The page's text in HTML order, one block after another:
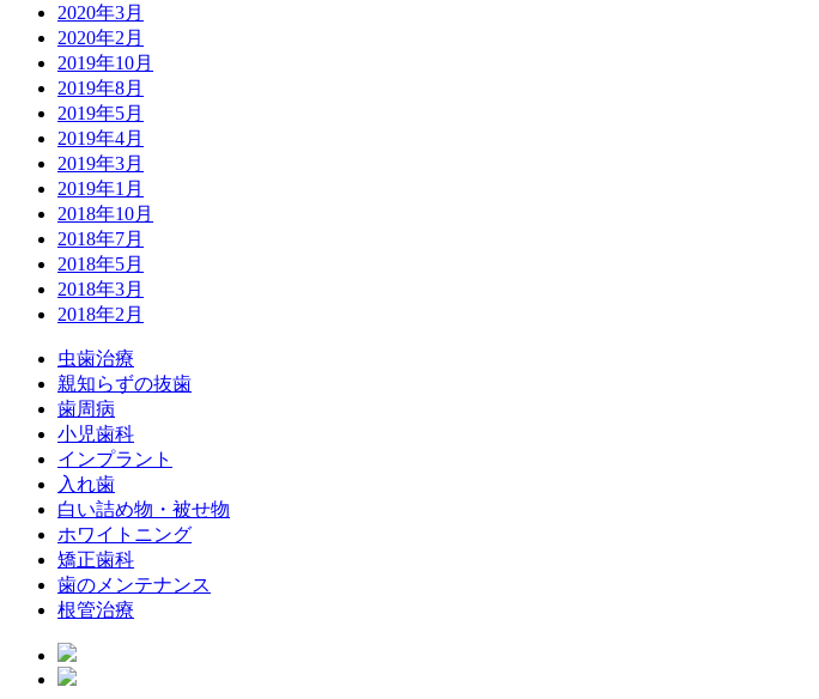
2020年3月
2020年2月
2019年10月
2019年8月
2019年5月
2019年4月
2019年3月
2019年1月
2018年10月
2018年7月
2018年5月
2018年3月
2018年2月
虫歯治療
親知らずの抜歯
歯周病
小児歯科
インプラント
入れ歯
白い詰め物・被せ物
ホワイトニング
矯正歯科
歯のメンテナンス
根管治療